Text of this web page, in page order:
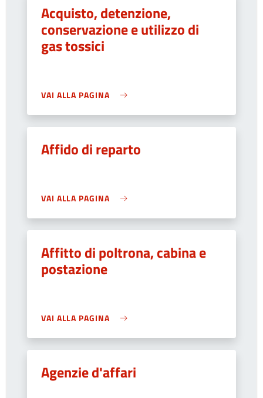
Acquisto, detenzione,
conservazione e utilizzo di
gas tossici
VAI ALLA PAGINA
Affido di reparto
VAI ALLA PAGINA
Affitto di poltrona, cabina e
postazione
VAI ALLA PAGINA
Agenzie d'affari